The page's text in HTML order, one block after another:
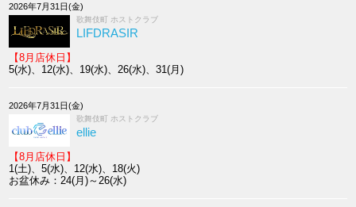
2026年7月31日(金)
歌舞伎町 ホストクラブ
LIFDRASIR
【8月店休日】
5(水)、12(水)、19(水)、26(水)、31(月)
2026年7月31日(金)
歌舞伎町 ホストクラブ
ellie
【8月店休日】
1(土)、5(水)、12(水)、18(火)
お盆休み：24(月)～26(水)